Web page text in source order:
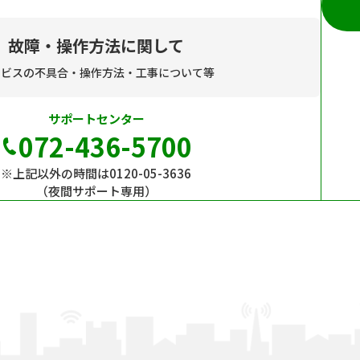
故障・操作方法に関して
スの不具合・操作方法・工事について等
サポートセンター
072-436-5700
※上記以外の時間は0120-05-3636
（夜間サポート専用）